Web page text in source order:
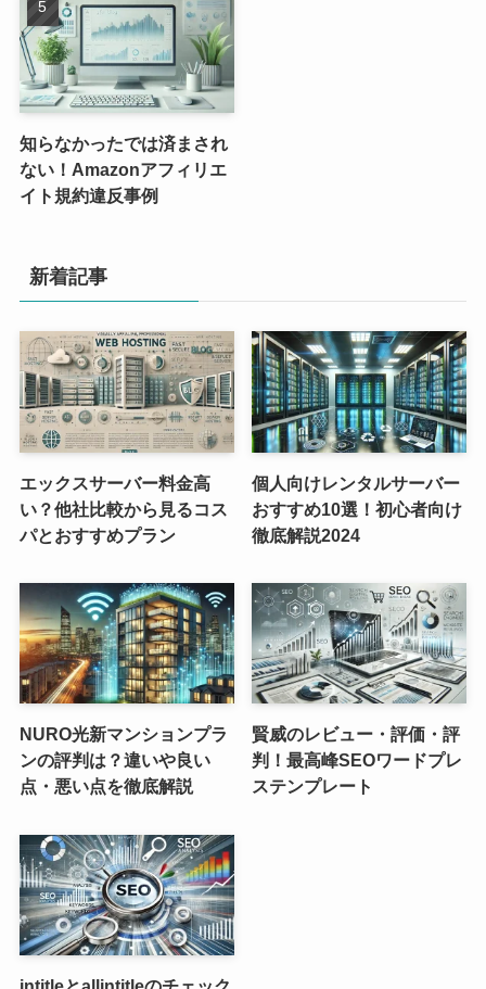
知らなかったでは済まされ
ない！Amazonアフィリエ
イト規約違反事例
新着記事
エックスサーバー料金高
い？他社比較から見るコス
パとおすすめプラン
個人向けレンタルサーバー
おすすめ10選！初心者向け
徹底解説2024
NURO光新マンションプラ
ンの評判は？違いや良い
点・悪い点を徹底解説
賢威のレビュー・評価・評
判！最高峰SEOワードプレ
ステンプレート